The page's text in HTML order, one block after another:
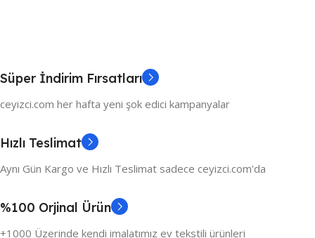
Süper İndirim Fırsatları
ceyizci.com her hafta yeni şok edici kampanyalar
Hızlı Teslimat
Aynı Gün Kargo ve Hızlı Teslimat sadece ceyizci.com'da
%100 Orjinal Ürün
+1000 Üzerinde kendi imalatımız ev tekstili ürünleri